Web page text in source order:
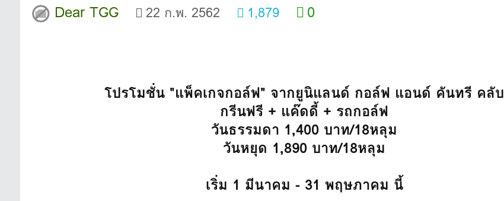
Dear TGG
22 ก.พ. 2562 1,879 0
โปรโมชั่น "แพ็คเกจกอล์ฟ" จากยูนิแลนด์ กอล์ฟ แอนด์ คันทรี คลับ
กรีนฟรี + แค๊ดดี้ + รถกอล์ฟ
วันธรรมดา 1,400 บาท/18หลุม
วันหยุด 1,890 บาท/18หลุม
เริ่ม 1 มีนาคม - 31 พฤษภาคม นี้